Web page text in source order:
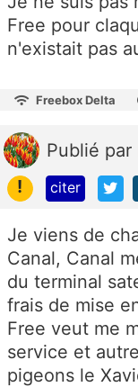
Free pour
n'existait pas
Freebox Delta
Publié par
!
citer
Je viens de
Canal, Canal
du terminal
frais de mise
Free veut me
service et
pigeons le